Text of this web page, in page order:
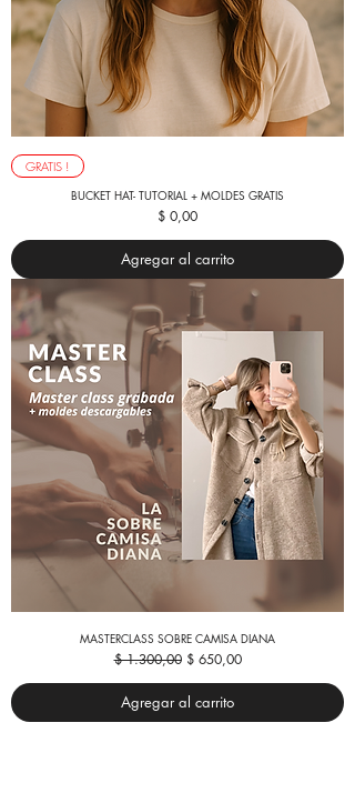
GRATIS !
BUCKET HAT- TUTORIAL + MOLDES GRATIS
Precio
$ 0,00
Agregar al carrito
MASTERCLASS SOBRE CAMISA DIANA
Precio
$ 1.300,00 Precio de oferta
$ 650,00
Agregar al carrito